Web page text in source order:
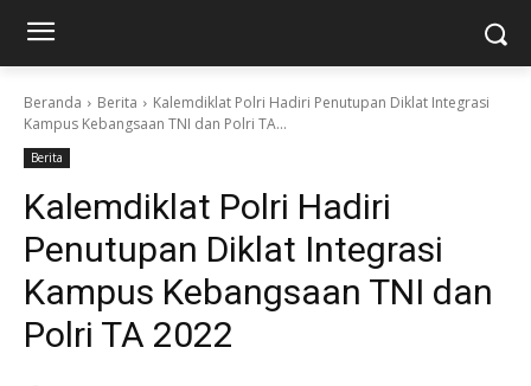
Beranda Berita
Kalemdiklat Polri Hadiri Penutupan Diklat Integrasi
Kampus Kebangsaan TNI dan Polri TA...
Berita
Kalemdiklat Polri Hadiri
Penutupan Diklat Integrasi
Kampus Kebangsaan TNI dan
Polri TA 2022